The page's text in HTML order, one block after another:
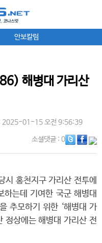
안보칼럼
해병대 가리산
2025-01-15 오전 9:56:39
소셜댓글: 0
홍천지구 가리산 전투에
는데 기여한 국군 해병대
추모하기 위한 ‘해병대 가
정상에는 해병대 가리산 전